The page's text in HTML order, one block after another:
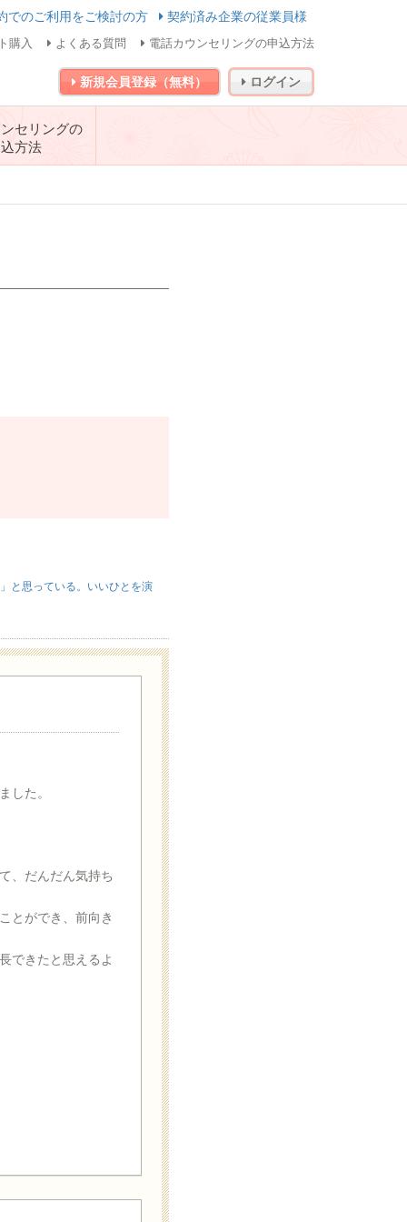
でのご利用をご検討の方 契約済み企業の従業員様
購入 よくある質問 電話カウンセリングの申込方法
新規会員登録（無料） ログイン
セリングの
方法
と思っている。いいひとを演
した。
、だんだん気持ち
とができ、前向き
できたと思えるよ